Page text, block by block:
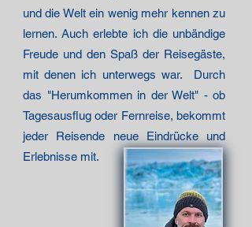
und die Welt ein wenig mehr kennen zu
lernen. Auch erlebte ich die unbändige
Freude und den Spaß der Reisegäste,
mit denen ich unterwegs war. Durch
das "Herumkommen in der Welt" - ob
Tagesausflug oder Fernreise, bekommt
jeder Reisende neue Eindrücke und
Erlebnisse mit.